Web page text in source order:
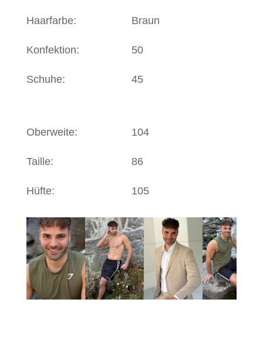
Haarfarbe: Braun
Konfektion: 50
Schuhe: 45
Oberweite: 104
Taille: 86
Hüfte: 105